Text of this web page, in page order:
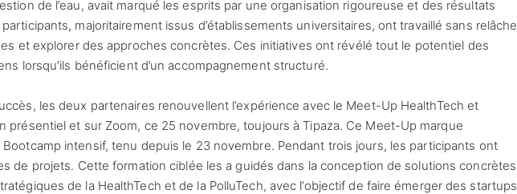
de l’eau, avait marqué les esprits par une organisation rigoureuse et des résultats
majoritairement issus d’établissements universitaires, ont travaillé sans relâche
et explorer des approches concrètes. Ces initiatives ont révélé tout le potentiel des
lorsqu’ils bénéficient d’un accompagnement structuré.
les deux partenaires renouvellent l’expérience avec le Meet-Up HealthTech et
présentiel et sur Zoom, ce 25 novembre, toujours à Tipaza. Ce Meet-Up marque
Bootcamp intensif, tenu depuis le 23 novembre. Pendant trois jours, les participants ont
de projets. Cette formation ciblée les a guidés dans la conception de solutions concrètes
de la HealthTech et de la PolluTech, avec l’objectif de faire émerger des startups